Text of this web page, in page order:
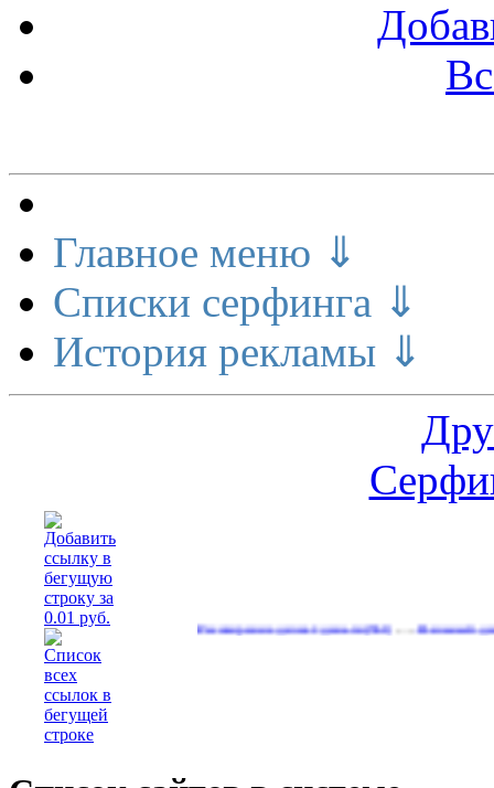
Главное меню ⇓
Списки серфинга ⇓
История рекламы ⇓
Расширение делает деньги(561)…Реальный денежный